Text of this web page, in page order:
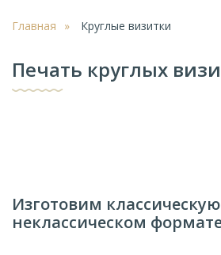
Главная Круглые визитки
Печать круглых
Изготовим
неклассическом